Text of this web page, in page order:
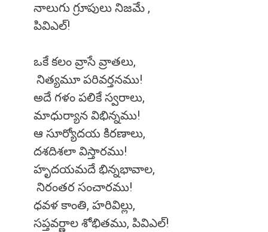
నాలుగు గ్రూపులు నిజమే ,
పివిఎల్!
ఒకే కలం వ్రాసే వ్రాతలు,
నిత్యమూ పరివర్తనము!
అదే గళం పలికే స్వరాలు,
మాధుర్యాన విభిన్నము!
ఆ సూర్యోదయ కిరణాలు,
దశదిశలా విస్తారము!
హృదయమదే భిన్నభావాల,
నిరంతర సంచారము!
ధవళ కాంతి, హరివిల్లు,
సప్తవర్ణాల శోభితము, పివిఎల్!